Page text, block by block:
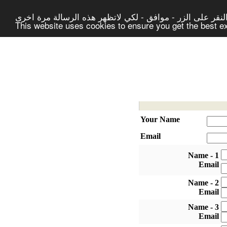
على الزر - موافق - لكي لاتظهر هذه الرسالة مرة اخرى -
This website uses cookies to ensure you get the best
Your Name
Email
1 - Name
Email
2 - Name
Email
3 - Name
Email